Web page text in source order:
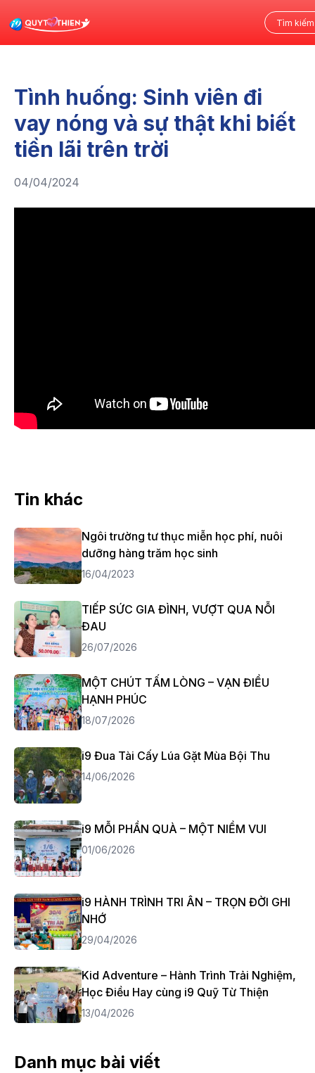
Tình huống: Sinh viên đi
vay nóng và sự thật khi biết
tiền lãi trên trời
04/04/2024
Tin khác
Ngôi trường tư thục miễn học phí, nuôi
dưỡng hàng trăm học sinh
16/04/2023
TIẾP SỨC GIA ĐÌNH, VƯỢT QUA NỖI
ĐAU
26/07/2026
MỘT CHÚT TẤM LÒNG – VẠN ĐIỀU
HẠNH PHÚC
18/07/2026
i9 Đua Tài Cấy Lúa Gặt Mùa Bội Thu
14/06/2026
i9 MỖI PHẦN QUÀ – MỘT NIỀM VUI
01/06/2026
i9 HÀNH TRÌNH TRI ÂN – TRỌN ĐỜI GHI
NHỚ
29/04/2026
Kid Adventure – Hành Trình Trải Nghiệm,
Học Điều Hay cùng i9 Quỹ Từ Thiện
13/04/2026
Danh mục bài viết